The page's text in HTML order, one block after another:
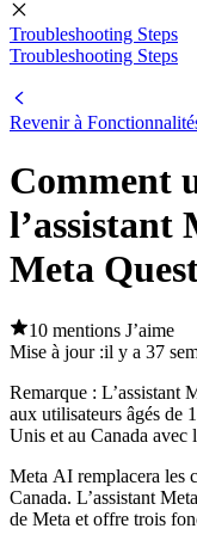
Troubleshooting Steps
Troubleshooting Steps
Revenir à
Comment
l’assistant
Meta
10 mentions J’aime
Mise à jour :il y a 37
Remarque : L’assistant
aux utilisateurs âgés de
Unis et au Canada avec
Meta AI remplacera les
Canada. L’assistant
de Meta et offre trois